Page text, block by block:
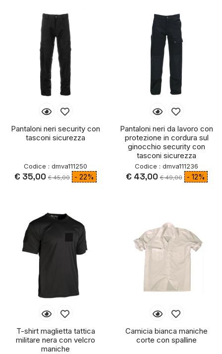
Pantaloni neri security con
tasconi sicurezza
Codice : dmva111250
€ 35,00 € 45,00 - 22%
Pantaloni neri da lavoro con
protezione in cordura sul
ginocchio security con
tasconi sicurezza
Codice : dmva111236
€ 43,00 € 49,00 - 12%
T-shirt maglietta tattica
militare nera con velcro
maniche
Camicia bianca maniche
corte con spalline